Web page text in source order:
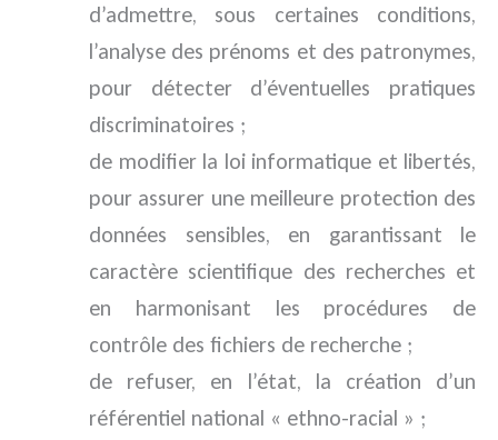
d’admettre, sous certaines conditions,
l’analyse des prénoms et des patronymes,
pour détecter d’éventuelles pratiques
discriminatoires ;
de modifier la loi informatique et libertés,
pour assurer une meilleure protection des
données sensibles, en garantissant le
caractère scientifique des recherches et
en harmonisant les procédures de
contrôle des fichiers de recherche ;
de refuser, en l’état, la création d’un
référentiel national « ethno-racial » ;